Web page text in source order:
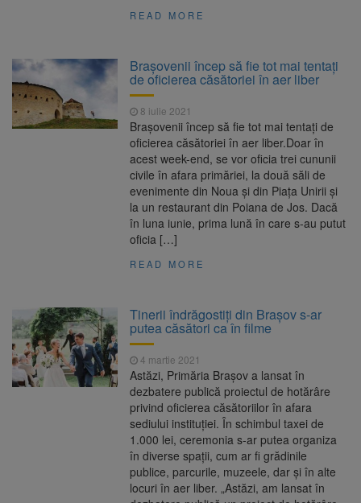
READ MORE
Brașovenii încep să fie tot mai tentați
de oficierea căsătoriei în aer liber
8 iulie 2021
Brașovenii încep să fie tot mai tentați de
oficierea căsătoriei în aer liber.Doar în
acest week-end, se vor oficia trei cununii
civile în afara primăriei, la două săli de
evenimente din Noua și din Piața Unirii și
la un restaurant din Poiana de Jos. Dacă
în luna iunie, prima lună în care s-au putut
oficia […]
READ MORE
Tinerii îndrăgostiţi din Braşov s-ar
putea căsători ca în filme
4 martie 2021
Astăzi, Primăria Brașov a lansat în
dezbatere publică proiectul de hotărâre
privind oficierea căsătoriilor în afara
sediului instituției. În schimbul taxei de
1.000 lei, ceremonia s-ar putea organiza
în diverse spații, cum ar fi grădinile
publice, parcurile, muzeele, dar și în alte
locuri în aer liber. „Astăzi, am lansat în